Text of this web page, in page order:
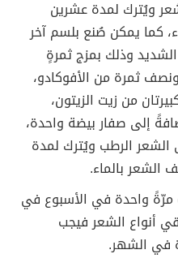
ويُترك لمدة عشرين
كما يمكن صُنع بلسم آخر
وذلك بمزج ثمرةٍ
ثمرة من الأفوكادو،
من زيت الزيتون،
إلى صفار بيضة واحدة،
الرطب ويُترك لمدة
بالماء.
مرّةً واحدة في الأسبوع في
أنواع الشعر فيجب
في الشهر.